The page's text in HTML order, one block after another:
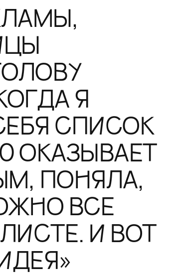
Я
СПИСОК
ОКАЗЫВАЕТ
ПОНЯЛА,
ВСЕ
И ВОТ